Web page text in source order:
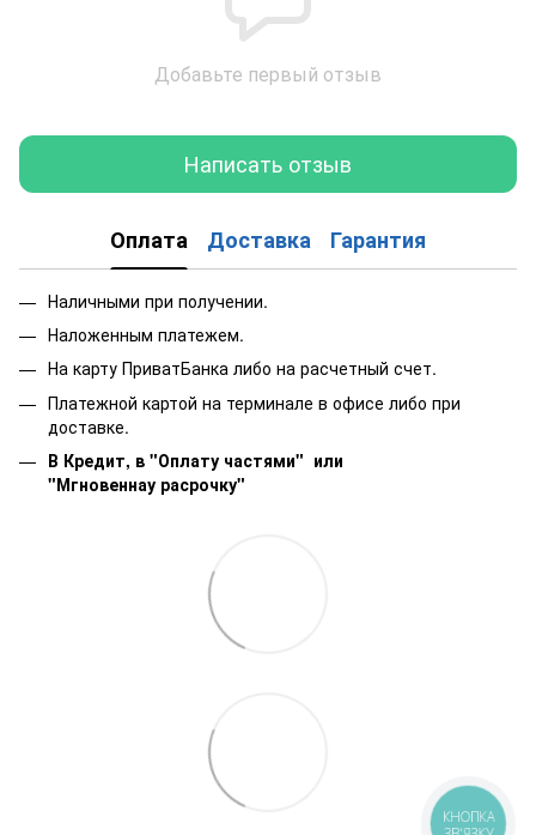
Добавьте первый отзыв
Написать отзыв
Оплата Доставка Гарантия
Наличными при получении.
Наложенным платежем.
На карту ПриватБанка либо на расчетный счет.
Платежной картой на терминале в офисе либо при
доставке.
В Кредит, в "Оплату частями" или
"Мгновеннау расрочку"
КНОПКА